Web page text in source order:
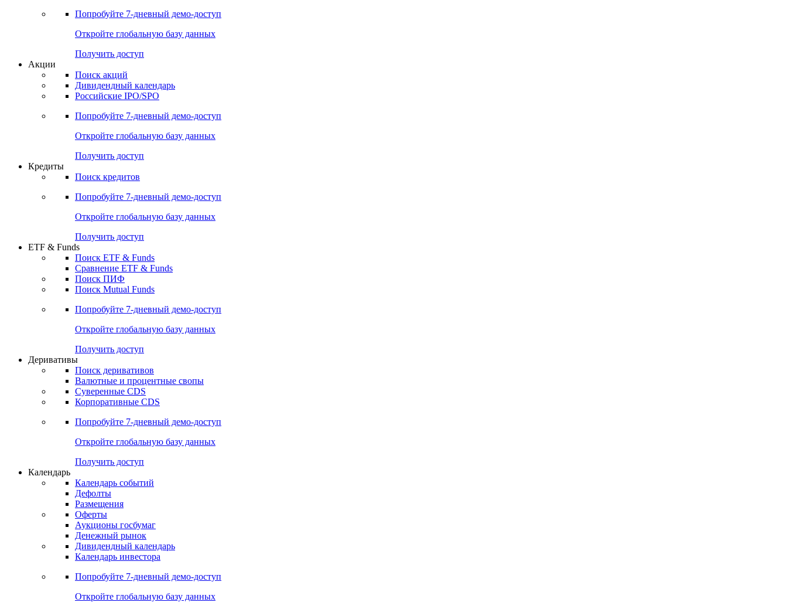
Попробуйте 7-дневный демо-доступ
Откройте глобальную базу данных
Получить доступ
Акции
Поиск акций
Дивидендный календарь
Российские IPO/SPO
Попробуйте 7-дневный демо-доступ
Откройте глобальную базу данных
Получить доступ
Кредиты
Поиск кредитов
Попробуйте 7-дневный демо-доступ
Откройте глобальную базу данных
Получить доступ
ETF & Funds
Поиск ETF & Funds
Сравнение ETF & Funds
Поиск ПИФ
Поиск Mutual Funds
Попробуйте 7-дневный демо-доступ
Откройте глобальную базу данных
Получить доступ
Деривативы
Поиск деривативов
Валютные и процентные свопы
Суверенные CDS
Корпоративные CDS
Попробуйте 7-дневный демо-доступ
Откройте глобальную базу данных
Получить доступ
Календарь
Календарь событий
Дефолты
Размещения
Оферты
Аукционы госбумаг
Денежный рынок
Дивидендный календарь
Календарь инвестора
Попробуйте 7-дневный демо-доступ
Откройте глобальную базу данных